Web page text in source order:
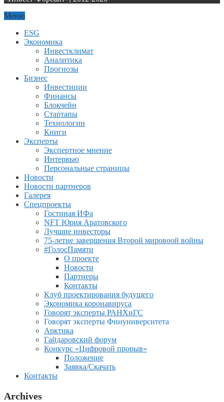
Меню
ESG
Экономика
Инвестклимат
Аналитика
Прогнозы
Бизнес
Инвестиции
Финансы
Блокчейн
Стартапы
Технологии
Книги
Эксперты
Экспертное мнение
Интервью
Персональные страницы
Новости
Новости партнеров
Галерея
Спецпроекты
Гостиная ИФа
NFT Юрия Аратовского
Лучшие инвесторы
75-летие завершения Второй мировоой войны
#ГолосПамяти
О проекте
Новости
Партнеры
Контакты
Клуб проектирования будущего
Экономика коронавируса
Говорят эксперты РАНХиГС
Говорят эксперты Финуниверситета
Арктика
Гайдаровский форум
Конкурс «Цифровой прорыв»
Положение
Заявка/Скачать
Контакты
Archives